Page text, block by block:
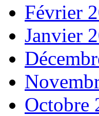
Février
Janvier
Octobre